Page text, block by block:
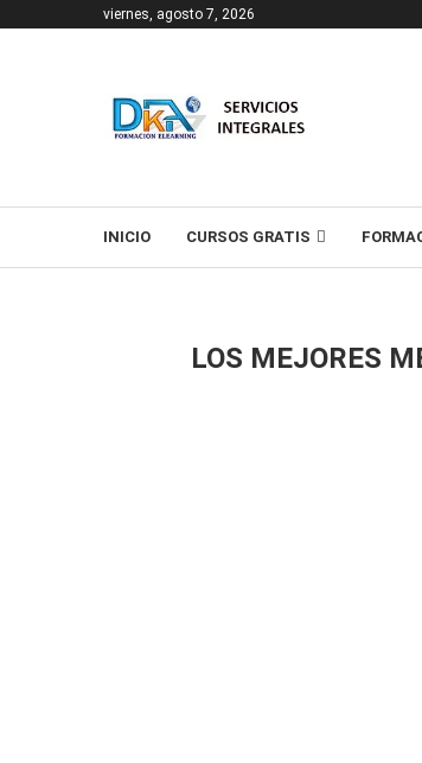
viernes, agosto 7, 2026
INICIO CURSOS GRATIS
LOS MEJORES